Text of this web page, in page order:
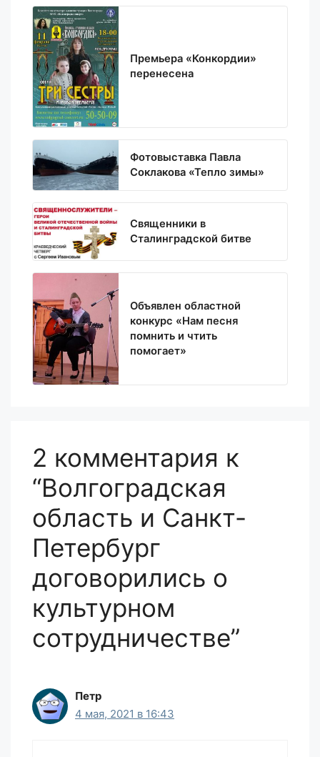
Премьера «Конкордии»
перенесена
Фотовыставка Павла
Соклакова «Тепло зимы»
Священники в
Сталинградской битве
Объявлен областной
конкурс «Нам песня
помнить и чтить
помогает»
2 комментария к
“Волгоградская
область и Санкт-
Петербург
договорились о
культурном
сотрудничестве”
Петр
4 мая, 2021 в 16:43